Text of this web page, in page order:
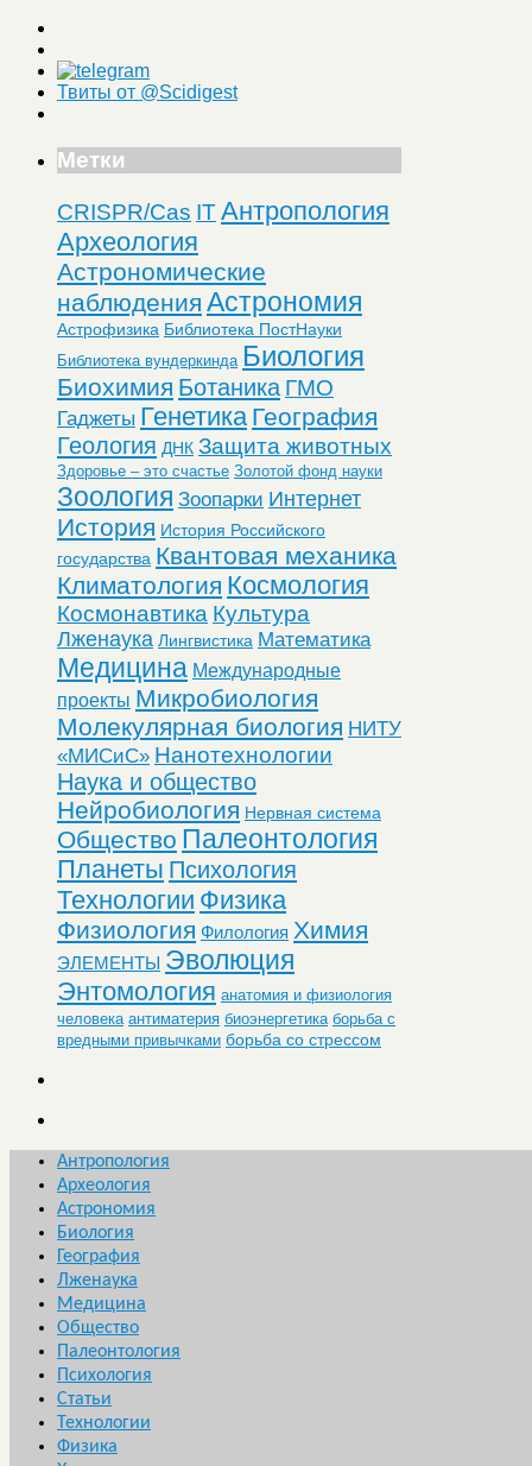
Твиты от @Scidigest
Метки
CRISPR/Cas ITАнтропология
Археология
Астрономические
наблюдения Астрономия
Астрофизика Библиотека ПостНауки
Библиотека вундеркинда Биология
Биохимия Ботаника ГМО
Гаджеты Генетика География
Геология ДНК Защита животных
Здоровье – это счастье Золотой фонд науки
Зоология Зоопарки Интернет
История История Российского
государства Квантовая механика
Климатология Космология
Космонавтика Культура
Лженаука Лингвистика Математика
Медицина Международные
проекты Микробиология
Молекулярная биология НИТУ
«МИСиС» Нанотехнологии
Наука и общество
Нейробиология Нервная система
Общество Палеонтология
Планеты Психология
Технологии Физика
Физиология Филология Химия
ЭЛЕМЕНТЫ Эволюция
Энтомология анатомия и физиология
человека антиматерия биоэнергетика борьба с
вредными привычками борьба со стрессом
Антропология
Археология
Астрономия
Биология
География
Лженаука
Медицина
Общество
Палеонтология
Психология
Статьи
Технологии
Физика